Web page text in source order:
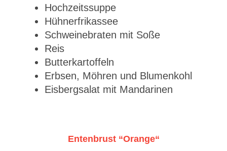
Hochzeitssuppe
Hühnerfrikassee
Schweinebraten mit Soße
Reis
Butterkartoffeln
Erbsen, Möhren und Blumenkohl
Eisbergsalat mit Mandarinen
Entenbrust “Orange“